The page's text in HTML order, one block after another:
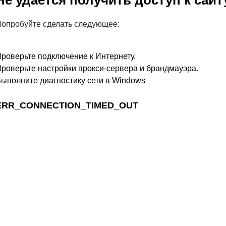
сделать следующее:
подключение к Интернету.
настройки прокси-сервера и брандмауэра.
диагностику сети в Windows